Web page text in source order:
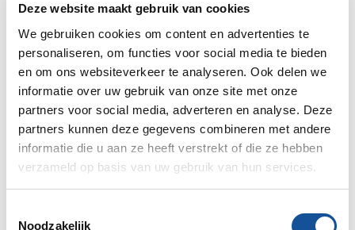
Deze website maakt gebruik van cookies
We gebruiken cookies om content en advertenties te
personaliseren, om functies voor social media te bieden
en om ons websiteverkeer te analyseren. Ook delen we
informatie over uw gebruik van onze site met onze
partners voor social media, adverteren en analyse. Deze
partners kunnen deze gegevens combineren met andere
informatie die u aan ze heeft verstrekt of die ze hebben
verzameld op basis van uw gebruik van hun services.
Noodzakelijk
Weekprijs
(excl. BTW / incl. BTW)
498,00
Transport code 2 Wat is dit?
Meer weten? Bel mij terug